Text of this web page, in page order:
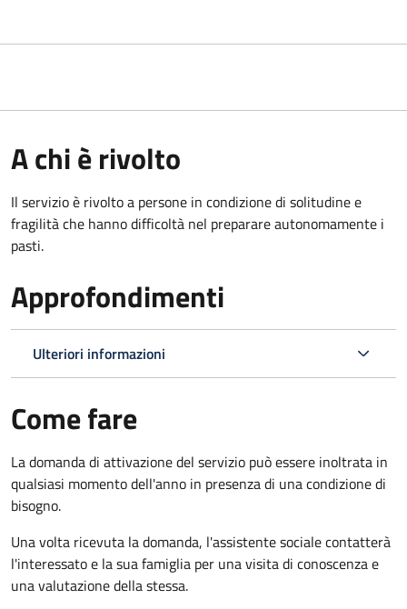
A chi è rivolto
Il servizio è rivolto a persone in condizione di solitudine e
fragilità che hanno difficoltà nel preparare autonomamente i
pasti.
Approfondimenti
Ulteriori informazioni
Come fare
La domanda di attivazione del servizio può essere inoltrata in
qualsiasi momento dell'anno in presenza di una condizione di
bisogno.
Una volta ricevuta la domanda, l'assistente sociale contatterà
l'interessato e la sua famiglia per una visita di conoscenza e
una valutazione della stessa.